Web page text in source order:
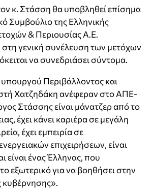
κ. Στάσση θα υποβληθεί επίσημα
Συμβούλιο της Ελληνικής
& Περιουσίας Α.Ε.
γενική συνέλευση των μετόχων
να συνεδριάσει σύντομα.
Περιβάλλοντος και
Χατζηδάκη ανέφεραν στο ΑΠΕ-
Στάσσης είναι μάνατζερ από το
έχει κάνει καριέρα σε μεγάλη
έχει εμπειρία σε
επιχειρήσεων, είναι
είναι ένας Έλληνας, που
εξωτερικό για να βοηθήσει στην
κυβέρνησης».